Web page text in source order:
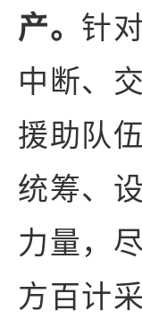
产。 针
中断、
援助队
统筹、
力量，
方百计